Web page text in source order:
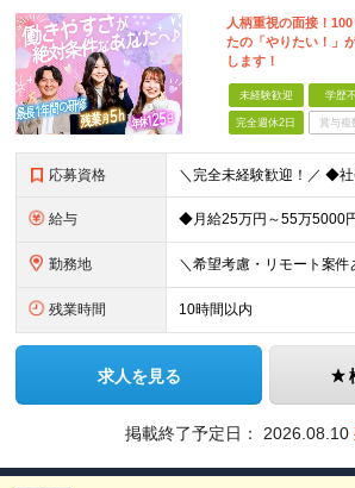
人柄重視の面接！
たの「やりたい！」
します！
未経験歓迎 学歴
完全週休2日 賞与複
応募資格
給与
勤務地
残業時間 10時間以内
求人を見る
掲載終了予定日： 2026.08.10